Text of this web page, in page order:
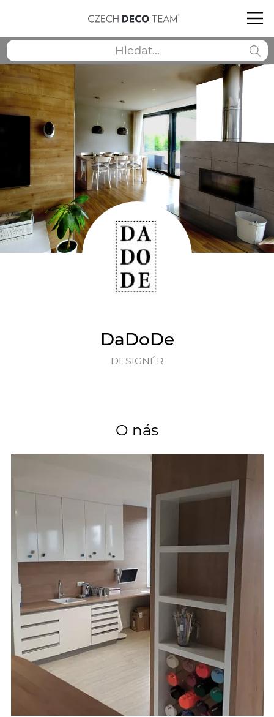
DaDoDe
DESIGNÉR
O nás